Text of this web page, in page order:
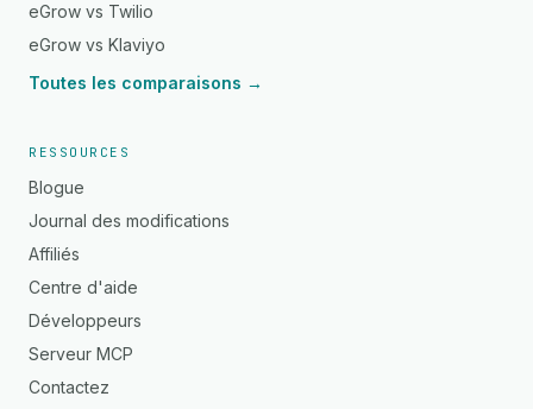
eGrow vs Twilio
eGrow vs Klaviyo
Toutes les comparaisons →
RESSOURCES
Blogue
Journal des modifications
Affiliés
Centre d'aide
Développeurs
Serveur MCP
Contactez